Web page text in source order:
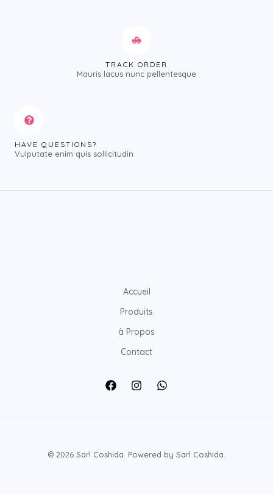
TRACK ORDER
Mauris lacus nunc pellentesque
HAVE QUESTIONS?
Vulputate enim quis sollicitudin
Accueil
Produits
à Propos
Contact
© 2026 Sarl Coshida. Powered by Sarl Coshida.